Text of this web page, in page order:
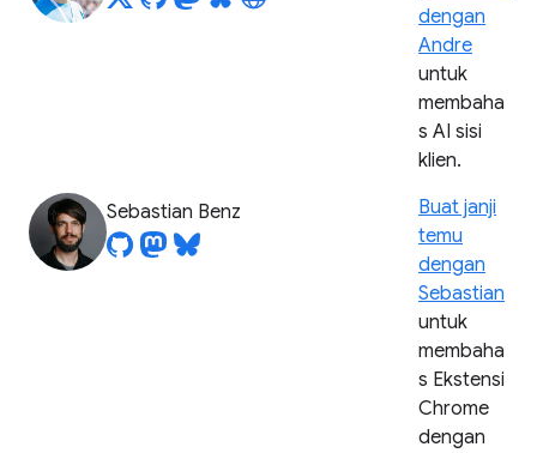
dengan
Andre
untuk
membaha
s AI sisi
klien.
Sebastian Benz
Buat janji
temu
dengan
Sebastian
untuk
membaha
s Ekstensi
Chrome
dengan